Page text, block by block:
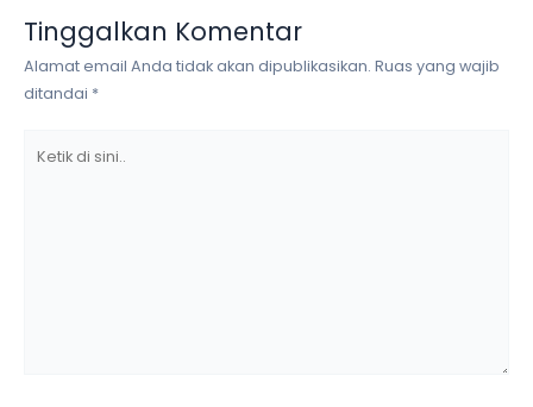
Tinggalkan Komentar
Alamat email Anda tidak akan dipublikasikan. Ruas yang wajib
ditandai *